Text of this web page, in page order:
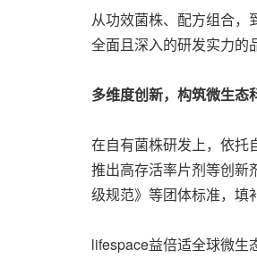
从功效菌株、配方组合
全面且深入的研发实力的
多维度创新，构筑微生态
在自有菌株研发上，依托
推出高存活率片剂等创新
级规范》等团体标准，填
lifespace益倍适全球微生